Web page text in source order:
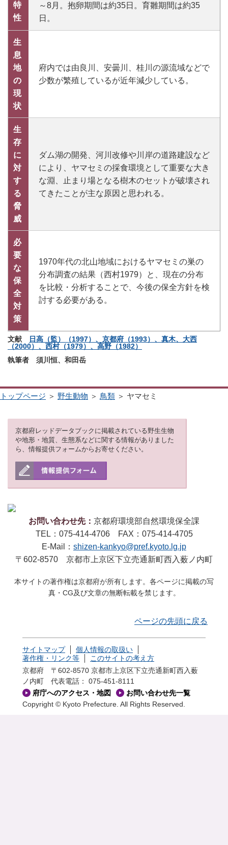
特
性
～8月。抱卵期間は約35日。育雛期間は約35
日。
生
息
地
の
現
状
府内では由良川、安曇川、桂川の源流域などで
少数が繁殖しているが近年減少している。
生
存
に
対
す
る
脅
威
ダム湖の開発、河川改修や川岸の道路建設など
により、ヤマセミの採食環境として重要な大き
な淵、止まり場となる樹木のセットが破壊され
てきたことが主な原因と思われる。
必
要
な
保
全
対
策
1970年代の北山地域におけるヤマセミの巣の
分布調査の結果（西村1979）と、現在の分布
を比較・分析することで、今後の保全方針を検
討する必要がある。
文献
日高（監）（1997）、京都府（1993）、真木、大西
（2000）、西村（1979）、高野（1982）
執筆者 須川恒、和田岳
トップページ ＞ 野生動物 ＞ 鳥類 ＞ ヤマセミ
京都府レッドデータブックに掲載されている野生生物
や地形・地質、生態系などに関する情報がありました
ら、情報提供フォームからお寄せください。
お問い合わせ先： 京都府環境部自然環境保全課
TEL：075-414-4706 FAX：075-414-4705
E-Mail： shizen-kankyo@pref.kyoto.lg.jp
〒602-8570 京都市上京区下立売通新町西入薮ノ内町
本サイトの著作権は京都府が所有します。各ページに掲載の写
真・CG及び文章の無断転載を禁じます。
ページの先頭に戻る
サイトマップ
個人情報の取扱い
著作権・リンク等
このサイトの考え方
京都府 〒602-8570 京都市上京区下立売通新町西入薮
ノ内町
代表電話： 075-451-8111
府庁へのアクセス・地図
お問い合わせ先一覧
Copyright © Kyoto Prefecture. All Rights Reserved.